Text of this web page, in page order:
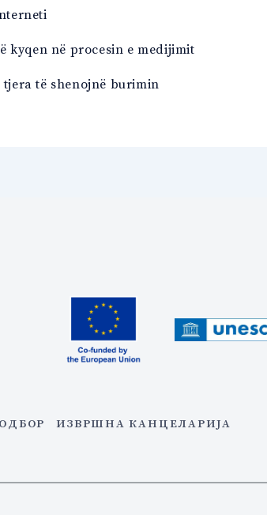
kyqen në procesin e medijimit
tjera të shenojnë burimin
ИЗВРШНА КАНЦЕЛАРИЈА